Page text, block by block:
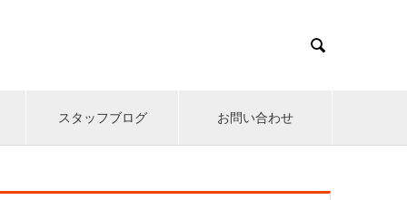

スタッフブログ お問い合わせ